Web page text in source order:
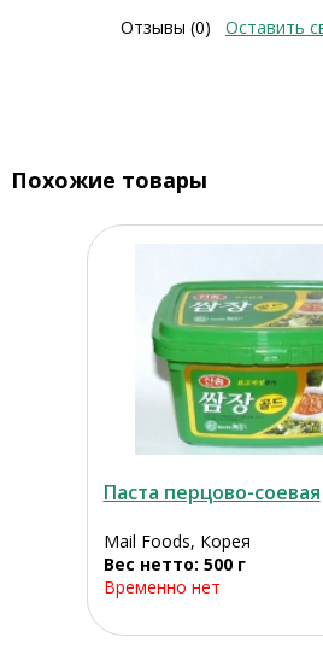
Отзывы (0) Оставить
Похожие товары
Паста перцово-соевая
Mail Foods, Корея
Вес нетто: 500 г
Временно нет